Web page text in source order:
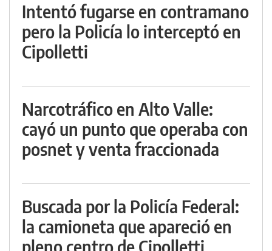
Intentó fugarse en contramano
pero la Policía lo interceptó en
Cipolletti
Narcotráfico en Alto Valle:
cayó un punto que operaba con
posnet y venta fraccionada
Buscada por la Policía Federal:
la camioneta que apareció en
pleno centro de Cipolletti